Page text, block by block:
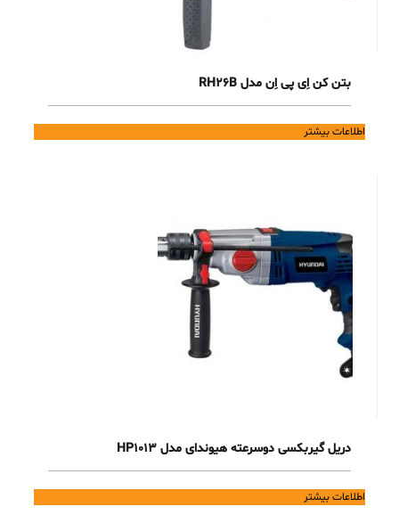
بتن کن اِی پی اِن مدل RH26B
اطلاعات بیشتر
دریل گیربکسی دوسرعته هیوندای مدل HP1013
اطلاعات بیشتر